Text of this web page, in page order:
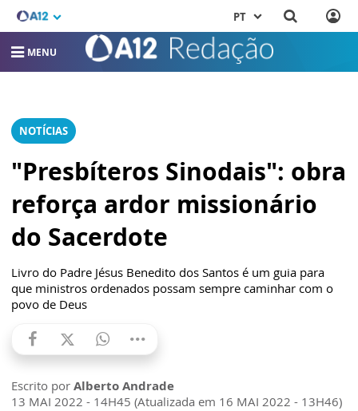
PT
MENU
NOTÍCIAS
"Presbíteros Sinodais": obra
reforça ardor missionário
do Sacerdote
Livro do Padre Jésus Benedito dos Santos é um guia para
que ministros ordenados possam sempre caminhar com o
povo de Deus
Escrito por Alberto Andrade
13 MAI 2022 - 14H45 (Atualizada em 16 MAI 2022 - 13H46)